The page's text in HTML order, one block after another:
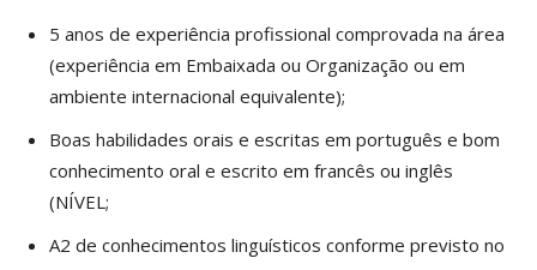
5 anos de experiência profissional comprovada na área
(experiência em Embaixada ou Organização ou em
ambiente internacional equivalente);
Boas habilidades orais e escritas em português e bom
conhecimento oral e escrito em francês ou inglês
(NÍVEL;
A2 de conhecimentos linguísticos conforme previsto no